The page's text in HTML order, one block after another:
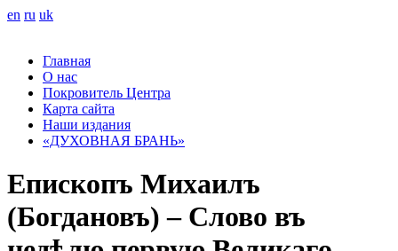
en ru uk
Главная
О нас
Покровитель Центра
Карта сайта
Наши издания
«ДУХОВНАЯ БРАНЬ»
Епископъ Михаилъ
(Богдановъ) – Слово въ